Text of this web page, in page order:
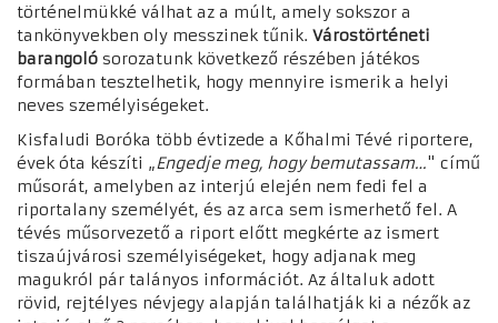
történelmükké válhat az a múlt, amely sokszor a
tankönyvekben oly messzinek tűnik. Várostörténeti
barangoló sorozatunk következő részében játékos
formában tesztelhetik, hogy mennyire ismerik a helyi
neves személyiségeket.
Kisfaludi Boróka több évtizede a Kőhalmi Tévé riportere,
évek óta készíti „Engedje meg, hogy bemutassam…" című
műsorát, amelyben az interjú elején nem fedi fel a
riportalany személyét, és az arca sem ismerhető fel. A
tévés műsorvezető a riport előtt megkérte az ismert
tiszaújvárosi személyiségeket, hogy adjanak meg
magukról pár talányos információt. Az általuk adott
rövid, rejtélyes névjegy alapján találhatják ki a nézők az